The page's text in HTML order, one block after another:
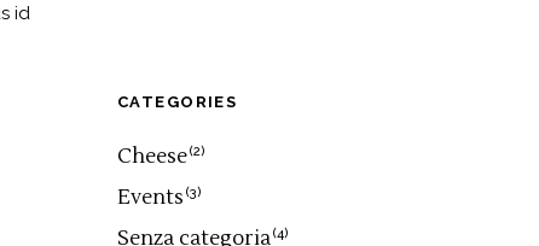
id
CATEGORIES
Cheese(2)
Events (3)
Senza categoria(4)